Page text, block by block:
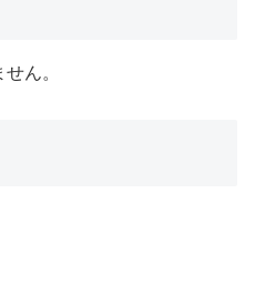
ん。